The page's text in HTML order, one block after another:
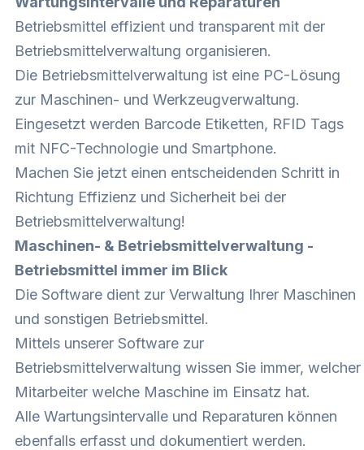
Betriebsmittel effizient und transparent mit der
Betriebsmittelverwaltung organisieren.
Die Betriebsmittelverwaltung ist eine PC-Lösung
zur Maschinen- und Werkzeugverwaltung.
Eingesetzt werden Barcode Etiketten, RFID Tags
mit NFC-Technologie und Smartphone.
Machen Sie jetzt einen entscheidenden Schritt in
Richtung Effizienz und Sicherheit bei der
Betriebsmittelverwaltung!
Maschinen- & Betriebsmittelverwaltung -
Betriebsmittel immer im Blick
Die Software dient zur Verwaltung Ihrer Maschinen
und sonstigen Betriebsmittel.
Mittels unserer Software zur
Betriebsmittelverwaltung wissen Sie immer, welcher
Mitarbeiter welche Maschine im Einsatz hat.
Alle Wartungsintervalle und Reparaturen können
ebenfalls erfasst und dokumentiert werden.